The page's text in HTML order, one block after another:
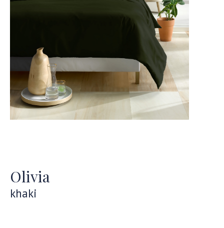
Olivia
khaki